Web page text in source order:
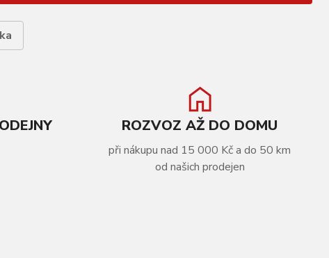
ROZVOZ AŽ DO DOMU
při nákupu nad 15 000 Kč a do 50 km
od našich prodejen